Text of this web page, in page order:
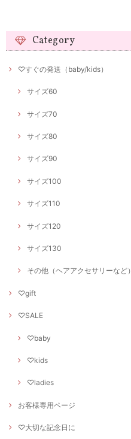
Category
♡すぐの発送（baby/kids）
サイズ60
サイズ70
サイズ80
サイズ90
サイズ100
サイズ110
サイズ120
サイズ130
その他（ヘアアクセサリーなど）
♡gift
♡SALE
♡baby
♡kids
♡ladies
お客様専用ページ
♡大切な記念日に